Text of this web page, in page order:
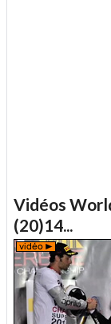
Vidéos
(20)14...